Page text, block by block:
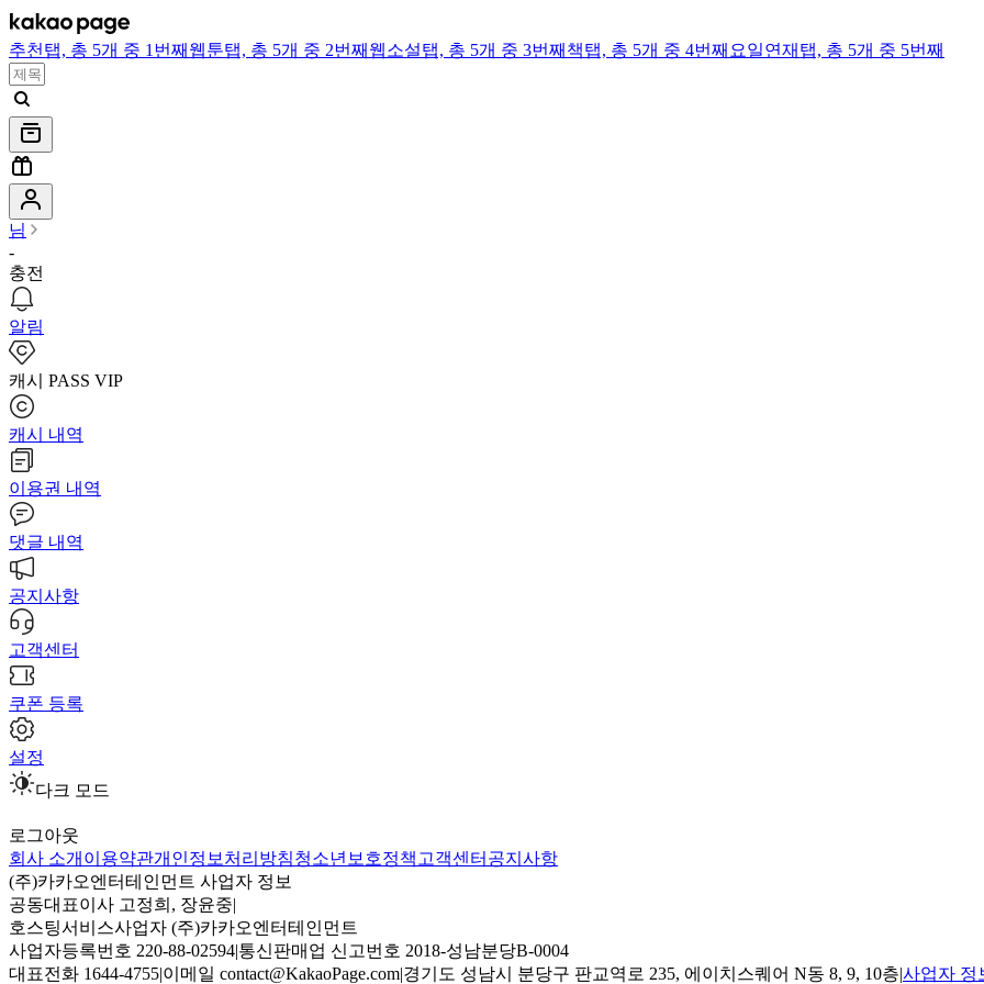
추천 탭, 총 5개 중 1번째 웹툰탭, 총 5개 중 2번째 웹소설탭, 총 5개 중 3번째 책탭, 총 5개 중 4번째 요일연재 탭, 총 5개 중 5번째
님
-
충전
알림
캐시 PASS VIP
캐시 내역
이용권 내역
댓글 내역
공지사항
고객센터
쿠폰 등록
설정
다크 모드
로그아웃
회사 소개 이용약관개인정보처리방침청소년보호정책 고객센터 공지사항
(주)카카오엔터테인먼트 사업자 정보
공동대표이사 고정희, 장윤중|
호스팅서비스사업자 (주)카카오엔터테인먼트
사업자등록번호 220-88-02594|통신판매업 신고번호 2018-성남분당B-0004
대표전화 1644-4755|이메일 contact@KakaoPage.com|경기도 성남시 분당구 판교역로 235, 에이치스퀘어 N동 8, 9, 10층|사업자 정